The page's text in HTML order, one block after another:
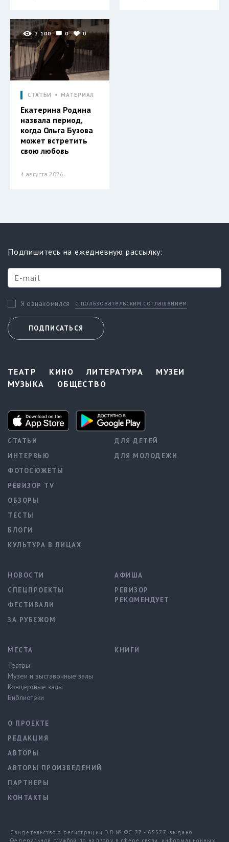
2 100 0 0
СТАТЬИ МАТЕРИАЛ
Екатерина Родина
назвала период,
когда Ольга Бузова
может встретить
свою любовь
4 августа 2026
Подпишитесь на ежедневную рассылку:
Я ознакомился с пользовательским соглашением
ПОДПИСАТЬСЯ
ТЕАТР КИНО ЛИТЕРАТУРА
МУЗЕИ
МУЗЫКА
ОБЩЕСТВО
СТАТЬИ
ИНТЕРВЬЮ
ФОТОСЮЖЕТЫ
РЕВИЗОР TV
ОБЗОРЫ
ТЕСТЫ
БЛОГИ
КУЛЬТУРА В ЛИЦАХ
ДЛЯ ДЕТЕЙ
ДЛЯ МОЛОДЕЖИ
НОВОСТИ
СПЕЦПРОЕКТЫ
ФЕСТИВАЛИ
ЗА РУБЕЖОМ
АФИША
РЕВИЗОР
РЕКОМЕНДУЕТ
МЕСТА
Театры
Музеи и выставочные залы
Концертные залы
Библиотеки
КНИГИ
О ПРОЕКТЕ
РЕДАКЦИЯ
АВТОРЫ
АВТОРЫ ПРОИЗВЕДЕНИЙ
ПАРТНЕРЫ
КОНТАКТЫ
Свидетельство о регистрации ЭЛ № ФС 77 - 65577, выдано